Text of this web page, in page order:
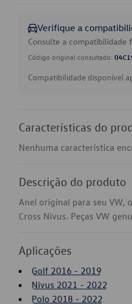
Verifique a
Consulte a compatibilidade
Código original consultado:
Compatibilidade disponível
Características do
Nenhuma característica
Descrição do produto
Anel original para seu VW,
Cross Nivus. Peças VW
Aplicações
Golf 2016 - 2019
Nivus 2021 - 2022
Polo 2018 - 2022